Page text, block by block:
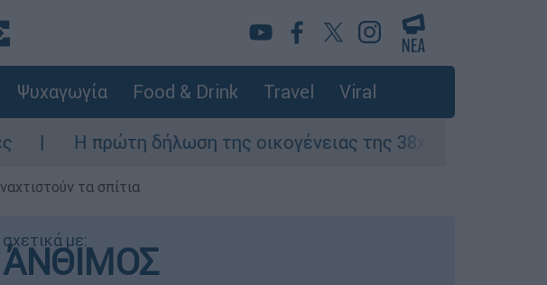
Ψυχαγωγία Food & Drink Travel Viral
δήλωση της οικογένειας της 38χρονης Βρετανίδας που
τα σπίτια
με: